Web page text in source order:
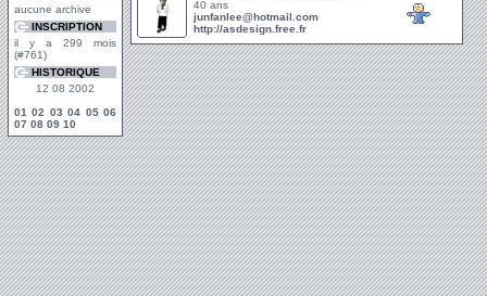
aucune archive
INSCRIPTION
il y a 299 mois
(#761)
HISTORIQUE
12 08 2002
01 02 03 04 05 06
07 08 09 10
40 ans
junfanlee@hotmail.com
http://asdesign.free.fr